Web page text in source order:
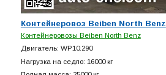
Контейнеровоз Beiben North Benz
Контейнеровозы Beiben North Benz
Двигатель: WP10.290
Нагрузка на седло: 16000 кг